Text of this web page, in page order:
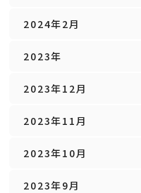
2024年2月
2023年
2023年12月
2023年11月
2023年10月
2023年9月